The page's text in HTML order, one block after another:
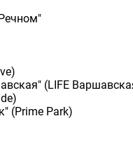
(LIFE
(Prime Park)